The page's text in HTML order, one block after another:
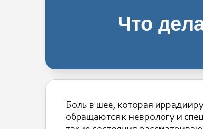
Что
Боль в шее, которая
обращаются к неврологу и